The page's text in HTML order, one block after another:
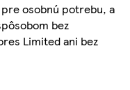
osobnú potrebu, a
bez
Limited ani bez